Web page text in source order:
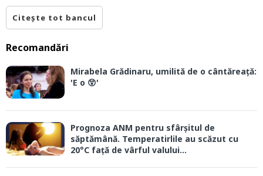
Citește tot bancul
Recomandări
Mirabela Grădinaru, umilită de o cântăreață:
'E o 😲'
Prognoza ANM pentru sfârșitul de
săptămână. Temperatirlile au scăzut cu
20°C față de vârful valului...